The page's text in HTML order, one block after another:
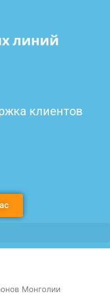
клиентов
Монголии